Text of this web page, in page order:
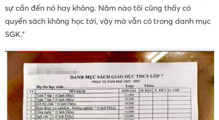
sự cần đến nó hay không. Năm nào tôi cũng thấy có
quyển sách không học tới, vậy mà vẫn có trong danh mục
SGK.”